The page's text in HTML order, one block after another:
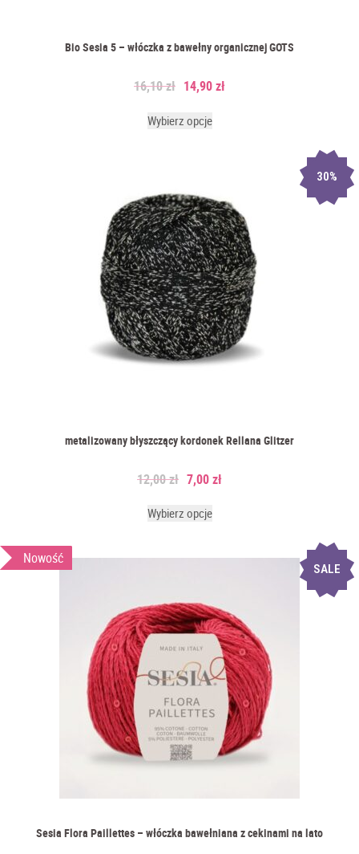
Bio Sesia 5 – włóczka z bawełny organicznej GOTS
16,10zł 14,90zł
Wybierz opcje
30%
metalizowany błyszczący kordonek Rellana Glitzer
12,00zł 7,00zł
Wybierz opcje
SALE
Nowość
Sesia Flora Paillettes – włóczka bawełniana z cekinami na lato